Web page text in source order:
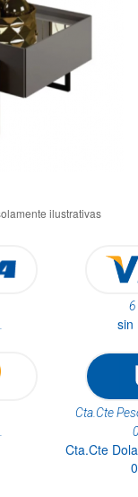
6
sin
Cta.Cte
Cta.Cte